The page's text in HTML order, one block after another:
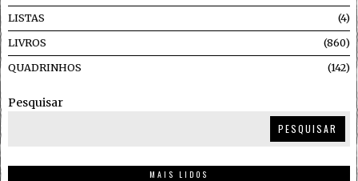
LISTAS 4
LIVROS 860
QUADRINHOS 142
Pesquisar
PESQUISAR
MAIS LIDOS